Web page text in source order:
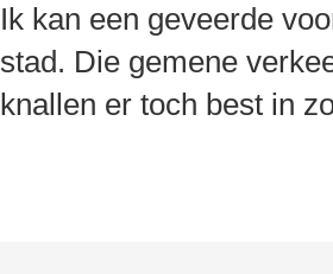
Ik kan een geveerde
stad. Die gemene
knallen er toch best in